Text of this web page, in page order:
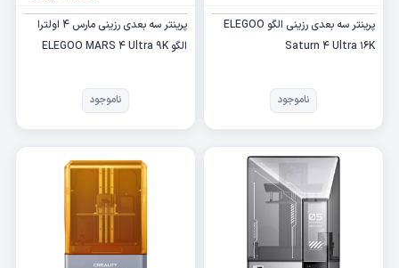
پرینتر سه بعدی رزینی الگو ELEGOO
Saturn 4 Ultra 16K
ناموجود
پرینتر سه بعدی رزینی مارس 4 اولترا
الگو ELEGOO MARS 4 Ultra 9K
ناموجود